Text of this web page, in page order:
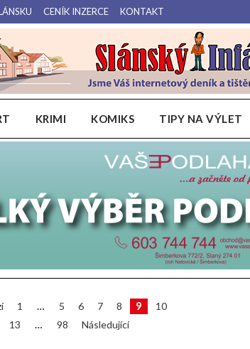
CENÍK INZERCE KONTAKT
Slánský Infáček
Váš internetový deník a tištěný měsíčník pro Slánsko, Kladensko a Lounsko.
KRIMI KOMIKS TIPY NA VÝLET
1 … 5 6 7 8 9
10
13 … 98 Následující